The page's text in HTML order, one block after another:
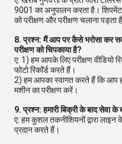
9001 का अनुपालन करता है।
को परीक्षण और परीक्षण चलाना पड़ता
8. प्रश्न: मैं आप पर कैसे भरोसा कर
परीक्षण को चिपकाया है?
ए: 1) हम आपके लिए परीक्षण
फोटो रिकॉर्ड करते हैं।
2) हम आपका स्वागत करते हैं कि आप
मशीन का परीक्षण करें।
9. प्रश्न: हमारी बिक्री के बाद सेवा के
ए: हम कुशल तकनीशियनों द्वारा
प्रदान करते हैं।